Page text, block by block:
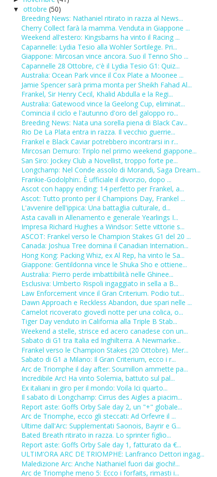
▼ ottobre (50)
Breeding News: Nathaniel ritirato in razza al News...
Cherry Collect farà la mamma. Venduta in Giappone ...
Weekend all'estero: Kingsbarns ha vinto il Racing ...
Capannelle: Lydia Tesio alla Wohler Sortilege. Pri...
Giappone: Mircosan vince ancora. Suo il Tenno Sho ...
Capannelle 28 Ottobre, c'è il Lydia Tesio G1: Quiz...
Australia: Ocean Park vince il Cox Plate a Moonee ...
Jamie Spencer sarà prima monta per Sheikh Fahad Al...
Frankel, Sir Henry Cecil, Khalid Abdulla e la Regi...
Australia: Gatewood vince la Geelong Cup, eliminat...
Comincia il ciclo e l'autunno d'oro del galoppo ro...
Breeding News: Nata una sorella piena di Black Cav...
Rio De La Plata entra in razza. Il vecchio guerrie...
Frankel e Black Caviar potrebbero incontrarsi in r...
Mircosan Demuro: Triplo nel primo weekend giappone...
San Siro: Jockey Club a Novellist, troppo forte pe...
Longchamp: Nel Conde assolo di Morandi, Saga Dream...
Frankie-Godolphin:. È ufficiale il divorzio, dopo ...
Ascot con happy ending: 14 perfetto per Frankel, a...
Ascot: Tutto pronto per il Champions Day, Frankel ...
L'avvenire dell'ippica: Una battaglia culturale, d...
Asta cavalli in Allenamento e generale Yearlings I...
Impresa Richard Hughes a Windsor: Sette vittorie s...
ASCOT: Frankel verso le Champion Stakes G1 del 20 ...
Canada: Joshua Tree domina il Canadian Internation...
Hong Kong: Packing Whiz, ex Al Rep, ha vinto le Sa...
Giappone: Gentildonna vince le Shuka Sho e ottiene...
Australia: Pierro perde imbattibilità nelle Ghinee...
Esclusiva: Umberto Rispoli ingaggiato in sella a B...
Law Enforcement vince il Gran Criterium. Podio tut...
Dawn Approach e Reckless Abandon, due spari nelle ...
Camelot ricoverato giovedì notte per una colica, o...
Tiger Day venduto in California alla Triple B Stab...
Weekend a stelle, strisce ed acero canadese con un...
Sabato di G1 tra Italia ed Inghilterra. A Newmarke...
Frankel verso le Champion Stakes (20 Ottobre). Mer...
Sabato di G1 a Milano: Il Gran Criterium, ecco i r...
Arc de Triomphe il day after: Soumillon ammette pa...
Incredibile Arc! Ha vinto Solemia, battuto sul pal...
Ex italiani in giro per il mondo: Voila Ici quarto...
Il sabato di Longchamp: Cirrus des Aigles a piacim...
Report aste: Goffs Orby Sale day 2, un "+" globale...
Arc de Triomphe, ecco gli steccati: Ad Orfevre il ...
Ultime dall'Arc: Supplementati Saonois, Bayrir e G...
Bated Breath ritirato in razza. Lo sprinter figlio...
Report aste: Goffs Orby Sale day 1, fatturato da €...
ULTIM'ORA ARC DE TRIOMPHE: Lanfranco Dettori ingag...
Maledizione Arc: Anche Nathaniel fuori dai giochi!...
Arc de Triomphe meno 5: Ecco i forfaits, rimasti i...